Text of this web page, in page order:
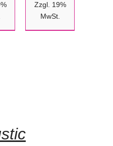
Zzgl. 19%
MwSt.